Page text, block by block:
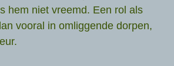
hem niet vreemd. Een rol als
vooral in omliggende dorpen,